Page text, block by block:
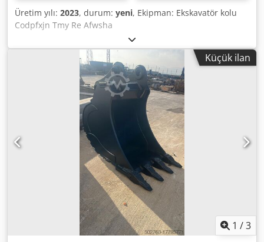
Üretim yılı: 2023, durum: yeni, Ekipman: Ekskavatör kolu
Codpfxjn Tmy Re Afwsha
Küçük ilan
1 /3